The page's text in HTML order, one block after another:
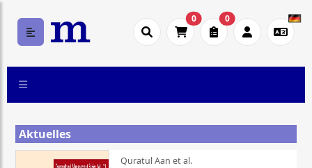
0 0
Aktuelles
Quratul Aan et al.